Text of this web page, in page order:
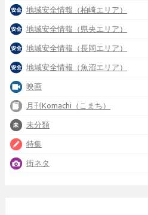
地域安全情報（柏崎エリア）
地域安全情報（県央エリア）
地域安全情報（長岡エリア）
地域安全情報（魚沼エリア）
映画
月刊Komachi（こまち）
未分類
特集
街ネタ